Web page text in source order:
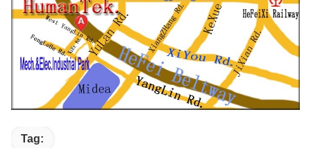
Tag: